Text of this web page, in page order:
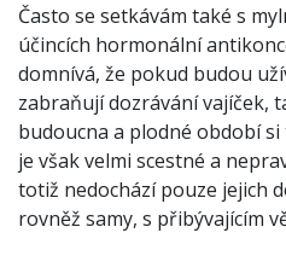
Často se setkávám také s
účincích hormonální
domnívá, že pokud budou
zabraňují dozrávání vajíček,
budoucna a plodné období
je však velmi scestné a
totiž nedochází pouze jejich
rovněž samy, s přibývajícím